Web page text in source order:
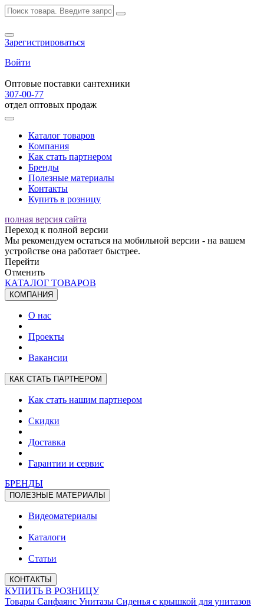
Зарегистрироваться
Войти
Оптовые поставки сантехники
307-00-77
отдел оптовых продаж
Каталог товаров
Компания
Как стать партнером
Бренды
Полезные материалы
Контакты
Купить в розницу
полная версия сайта
Переход к полной версии
Мы рекомендуем остаться на мобильной версии - на вашем
устройстве она работает быстрее.
Перейти
Отменить
КАТАЛОГ ТОВАРОВ
КОМПАНИЯ
О нас
Проекты
Вакансии
КАК СТАТЬ ПАРТНЕРОМ
Как стать нашим партнером
Скидки
Доставка
Гарантии и сервис
БРЕНДЫ
ПОЛЕЗНЫЕ МАТЕРИАЛЫ
Видеоматериалы
Каталоги
Статьи
КОНТАКТЫ
КУПИТЬ В РОЗНИЦУ
Товары Санфаянс Унитазы Сиденья с крышкой для унитазов